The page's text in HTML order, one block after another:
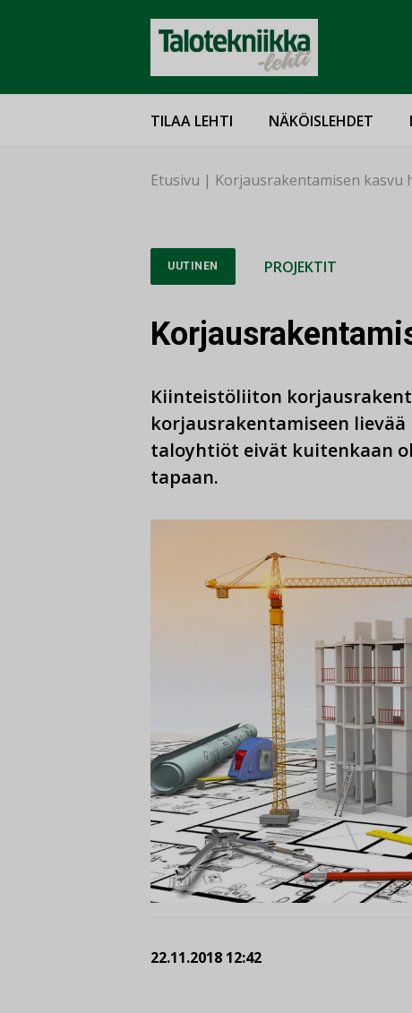
TILAA LEHTI NÄKÖISLEHDET
Etusivu | Korjausrakentamisen kasvu
UUTINEN PROJEKTIT
Kiinteistöliiton
korjausrakentamiseen
taloyhtiöt eivät kuitenkaan
tapaan.
22.11.2018 12:42